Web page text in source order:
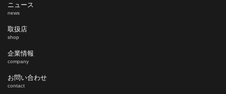
ニュース
news
取扱店
shop
企業情報
company
お問い合わせ
contact